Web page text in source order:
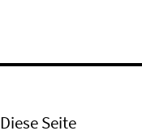
Diese Seite